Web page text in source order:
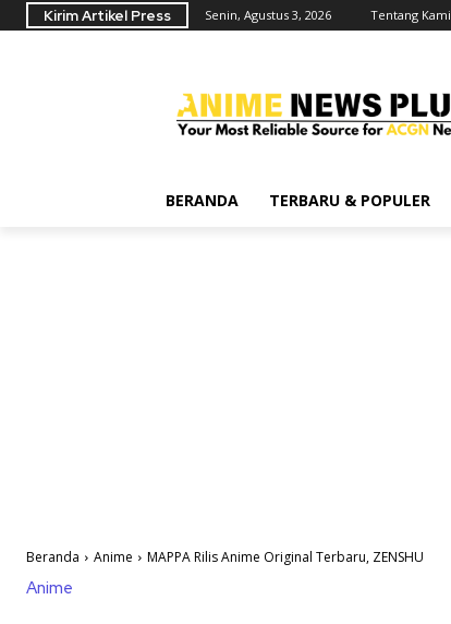
Kirim Artikel Press Senin, Agustus 3, 2026 Tentang Kami
BERANDA TERBARU & POPULER
Beranda Anime MAPPA Rilis Anime Original Terbaru, ZENSHU
Anime